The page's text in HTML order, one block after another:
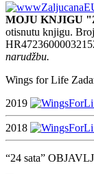
MOJU KNJIGU
otisnutu knjigu.
narudžbu.
Wings for Life
2019
2018
“24 sata”